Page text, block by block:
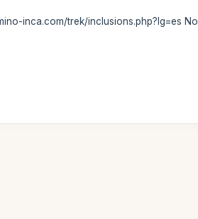
inca.com/trek/inclusions.php?lg=es No